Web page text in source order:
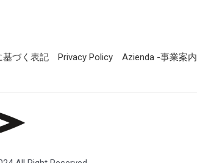
基づく表記 Privacy Policy Azienda -事業案内